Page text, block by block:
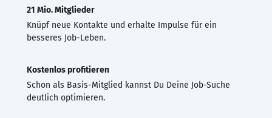
21 Mio. Mitglieder
Knüpf neue Kontakte und erhalte Impulse für ein
besseres Job-Leben.
Kostenlos profitieren
Schon als Basis-Mitglied kannst Du Deine Job-Suche
deutlich optimieren.